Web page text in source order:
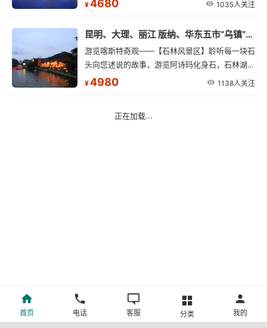
¥4680 1035人关注
昆明、大理、丽江 版纳、华东五市“乌镇”、木渎 三飞17日
游览喀斯特奇观——【石林风景区】聆听每一块石
头向您述说的故事，游览阿诗玛化身石，石林湖、
大小石林等景点
¥4980 1138人关注
正在加载...
首页 电话 客服 分类 我的